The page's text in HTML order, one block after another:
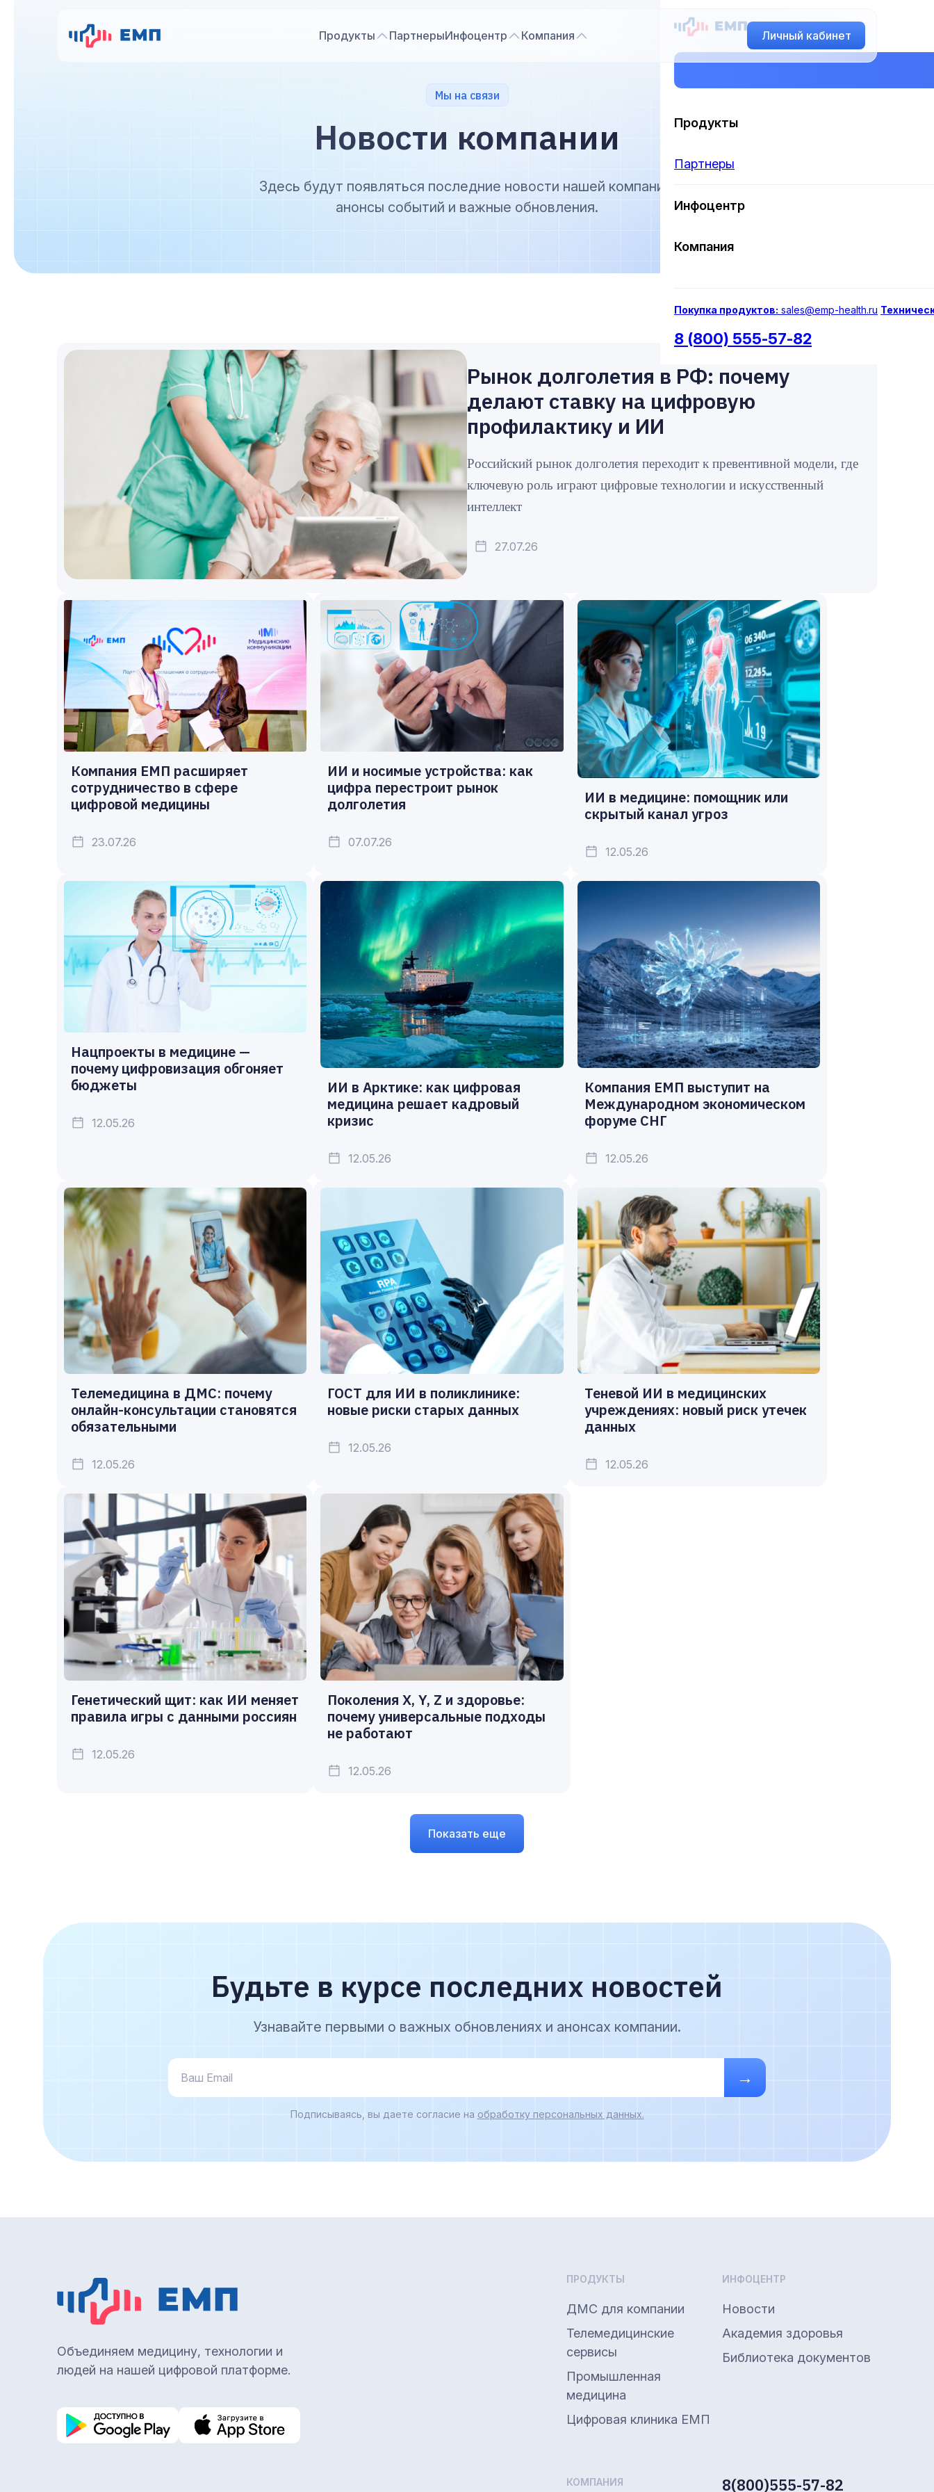
Продукты
Партнеры
Инфоцентр
Компания
Покупка продуктов: sales@emp-health.ru
8 (800) 555-57-82
Продукты ПартнерыИнфоцентр Компания Личный кабинет
Мы на связи
Новости компании
Здесь будут появляться последние новости нашей компании,
анонсы событий и важные обновления.
Рынок долголетия в РФ: почему
делают ставку на цифровую
профилактику и ИИ
Российский рынок долголетия переходит к превентивной модели, где
ключевую роль играют цифровые технологии и искусственный
интеллект
27.07.26
Компания ЕМП расширяет
сотрудничество в сфере
цифровой медицины
23.07.26
ИИ и носимые устройства: как
цифра перестроит рынок
долголетия
07.07.26
ИИ в медицине: помощник или
скрытый канал угроз
12.05.26
Нацпроекты в медицине —
почему цифровизация обгоняет
бюджеты
12.05.26
ИИ в Арктике: как цифровая
медицина решает кадровый
кризис
12.05.26
Компания ЕМП выступит на
Международном экономическом
форуме СНГ
12.05.26
Телемедицина в ДМС: почему
онлайн-консультации становятся
обязательными
12.05.26
ГОСТ для ИИ в поликлинике:
новые риски старых данных
12.05.26
Теневой ИИ в медицинских
учреждениях: новый риск утечек
данных
12.05.26
Генетический щит: как ИИ меняет
правила игры с данными россиян
12.05.26
Поколения X, Y, Z и здоровье:
почему универсальные подходы
не работают
12.05.26
Показать еще
Будьте в курсе последних новостей
Узнавайте первыми о важных обновлениях и анонсах компании.
→
Подписываясь, вы даете согласие на обработку персональных данных.
Объединяем медицину, технологии и
людей на нашей цифровой платформе.
ПРОДУКТЫ
ДМС для компании
Телемедицинские
сервисы
Промышленная
медицина
Цифровая клиника ЕМП
ИНФОЦЕНТР
Новости
Академия здоровья
Библиотека документов
КОМПАНИЯ 8(800)555-57-82